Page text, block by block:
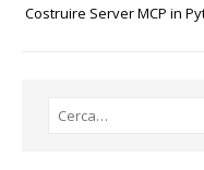
Costruire Server MCP in